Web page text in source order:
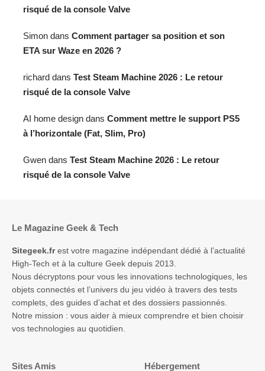
risqué de la console Valve
Simon dans Comment partager sa position et son
ETA sur Waze en 2026 ?
richard dans Test Steam Machine 2026 : Le retour
risqué de la console Valve
AI home design dans Comment mettre le support PS5
à l’horizontale (Fat, Slim, Pro)
Gwen dans Test Steam Machine 2026 : Le retour
risqué de la console Valve
Le Magazine Geek & Tech
Sitegeek.frest votre magazine indépendant dédié à l’actualité
High-Tech et à la culture Geek depuis 2013.
Nous décryptons pour vous les innovations technologiques, les
objets connectés et l’univers du jeu vidéo à travers des tests
complets, des guides d’achat et des dossiers passionnés.
Notre mission : vous aider à mieux comprendre et bien choisir
vos technologies au quotidien.
Sites Amis Hébergement